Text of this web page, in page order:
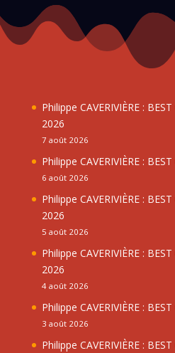
Philippe CAVERIVIÈRE :
2026
7 août 2026
Philippe CAVERIVIÈRE :
6 août 2026
Philippe CAVERIVIÈRE :
2026
5 août 2026
Philippe CAVERIVIÈRE :
2026
4 août 2026
Philippe CAVERIVIÈRE :
3 août 2026
Philippe CAVERIVIÈRE :